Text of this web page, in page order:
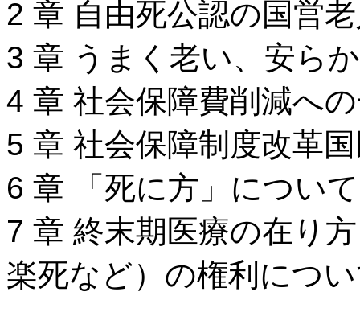
2 章 自由死公認の国営
3 章 うまく老い、安ら
4 章 社会保障費削減へ
5 章 社会保障制度改革
6 章 「死に方」につい
7 章 終末期医療の在り
楽死など）の権利につ